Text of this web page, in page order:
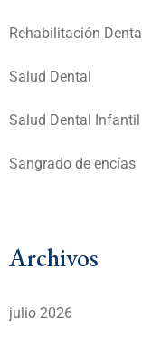
Rehabilitación Dental
Salud Dental
Salud Dental Infantil
Sangrado de encías
Archivos
julio 2026